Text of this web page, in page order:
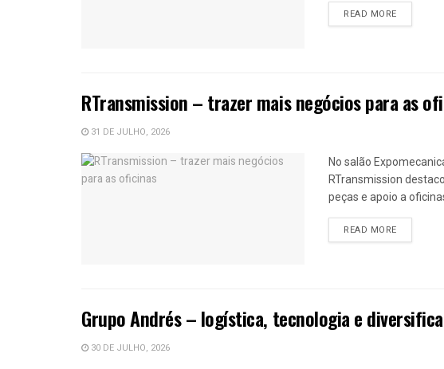
READ MOREDETAILS
RTransmission – trazer mais negócios para as
31 DE JULHO, 2026
No salão
RTransmission
peças e apoio a
READ MOREDETAILS
Grupo Andrés – logística, tecnologia e
30 DE JULHO, 2026